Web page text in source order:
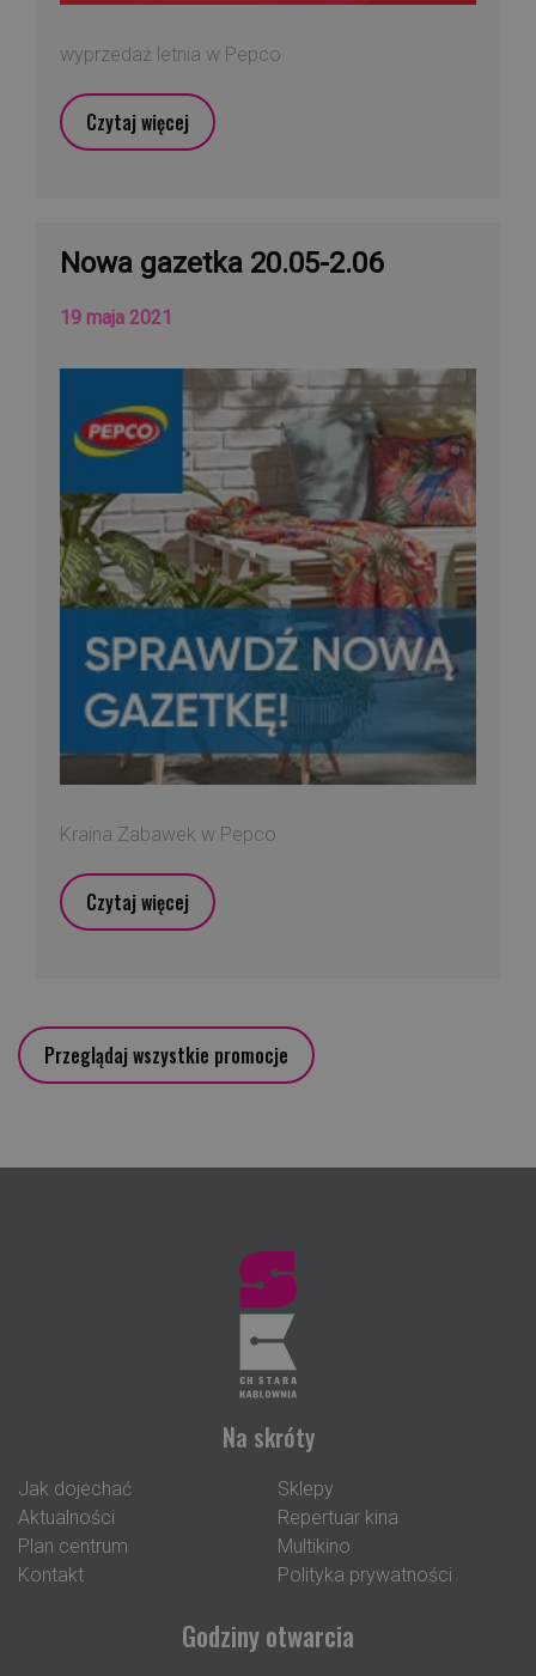
wyprzedaż letnia w Pepco
Czytaj więcej
Nowa gazetka 20.05-2.06
19 maja 2021
Kraina Zabawek w Pepco
Czytaj więcej
Przeglądaj wszystkie promocje
Na skróty
Jak dojechać
Aktualności
Plan centrum
Kontakt
Sklepy
Repertuar kina
Multikino
Polityka prywatności
Godziny otwarcia